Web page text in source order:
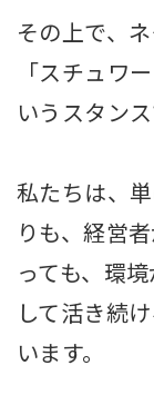
その上で、
「スチュワ
いうスタンス
私たちは、
りも、経営
っても、環
して活き続
います。